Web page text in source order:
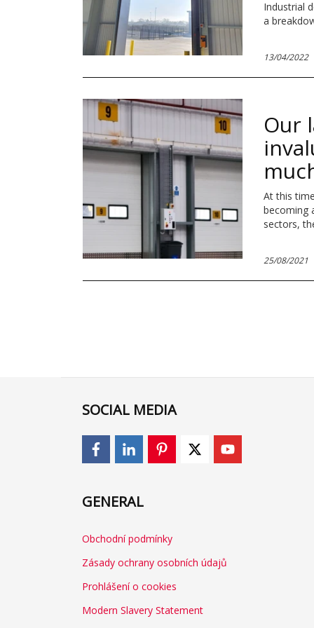
Industrial
a
13/04/2022
Our
At this
becoming
sectors,
25/08/2021
SOCIAL MEDIA
GENERAL
Obchodní podmínky
Zásady ochrany osobních údajů
Prohlášení o cookies
Modern Slavery Statement